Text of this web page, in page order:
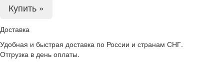
Купить »
Доставка
Удобная и быстрая доставка по России и странам СНГ.
Отгрузка в день оплаты.